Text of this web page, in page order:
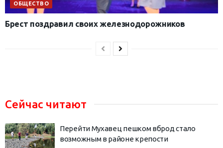
ОБЩЕСТВО
Брест поздравил своих железнодорожников
Сейчас читают
Перейти Мухавец пешком вброд стало
возможным в районе крепости